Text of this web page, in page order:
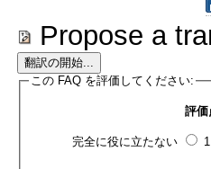
Propose a
この FAQ を評価してください:
評価
完全に役に立たない